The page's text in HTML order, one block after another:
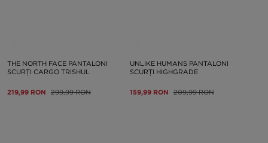
THE NORTH FACE PANTALONI
SCURȚI CARGO TRISHUL
219,99 RON 299,99 RON
UNLIKE HUMANS PANTALONI
SCURȚI HIGHGRADE
159,99 RON 209,99 RON